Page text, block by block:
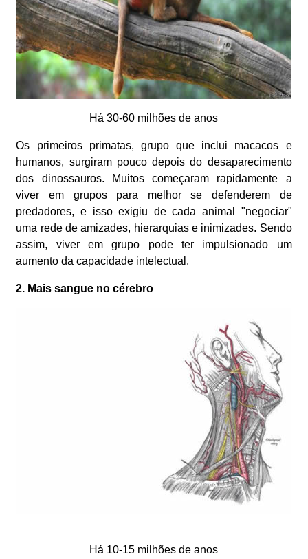
Há 30-60 milhões de anos
Os primeiros primatas, grupo que inclui macacos e
humanos, surgiram pouco depois do desaparecimento
dos dinossauros. Muitos começaram rapidamente a
viver em grupos para melhor se defenderem de
predadores, e isso exigiu de cada animal "negociar"
uma rede de amizades, hierarquias e inimizades. Sendo
assim, viver em grupo pode ter impulsionado um
aumento da capacidade intelectual.
2. Mais sangue no cérebro
Há 10-15 milhões de anos